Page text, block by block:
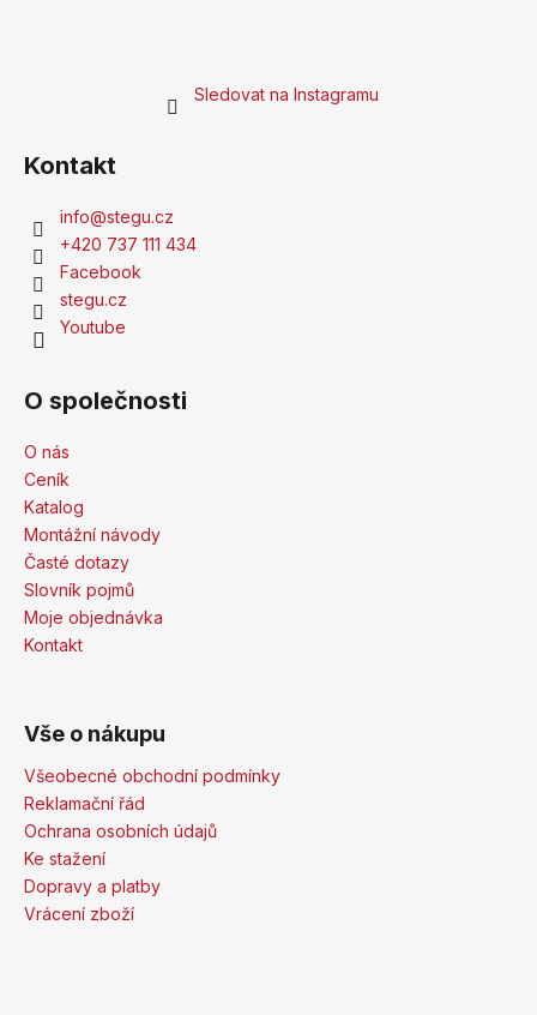
Sledovat na Instagramu
Kontakt
info@stegu.cz
+420 737 111 434
Facebook
stegu.cz
Youtube
O společnosti
O nás
Ceník
Katalog
Montážní návody
Časté dotazy
Slovník pojmů
Moje objednávka
Kontakt
Vše o nákupu
Všeobecné obchodní podmínky
Reklamační řád
Ochrana osobních údajů
Ke stažení
Dopravy a platby
Vrácení zboží